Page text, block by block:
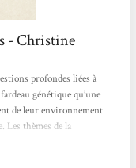
- Christine
profondes liées à
génétique qu’une
de leur environnement
Les thèmes de la
celle d’Henryk, le